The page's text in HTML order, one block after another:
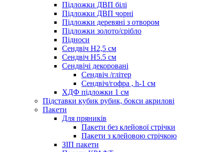
Підложки ДВП білі
Підложки ДВП чорні
Підложки деревяні з отвором
Підложки золото/срібло
Підноси
Сендвіч H2,5 см
Сендвіч H5.5 см
Сендвічі декоровані
Сендвіч /глітер
Сендвіч/гофра , h-1 см
ХДФ підложки 1 см
Підставки кубик рубик, бокси акрилові
Пакети
Для пряників
Пакети без клейової стрічки
Пакети з клейовою стрічкою
ЗІП пакети